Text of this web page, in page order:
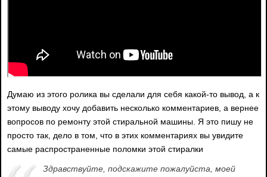
Думаю из этого ролика вы сделали для себя какой-то вывод, а к
этому выводу хочу добавить несколько комментариев, а вернее
вопросов по ремонту этой стиральной машины. Я это пишу не
просто так, дело в том, что в этих комментариях вы увидите
самые распространенные поломки этой стиралки
Здравствуйте, подскажите пожалуйста, моей